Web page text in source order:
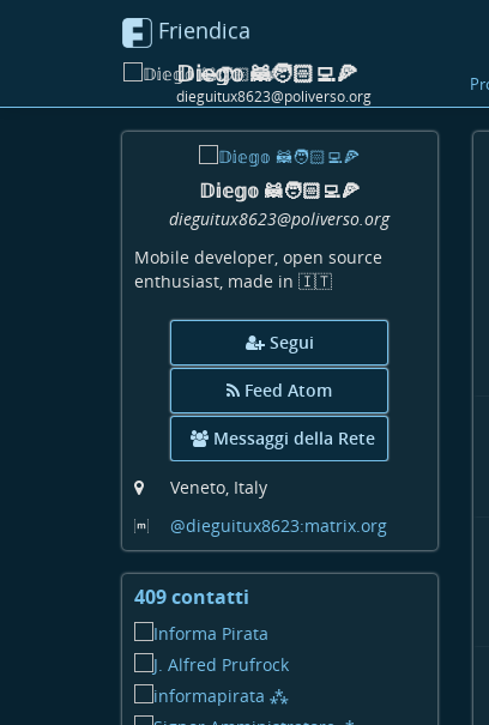
Friendica
𝔻𝕚𝕖𝕘𝕠 🦝🧑🏻‍💻🍕
dieguitux8623@poliverso.org
𝔻𝕚𝕖𝕘𝕠 🦝🧑🏻‍💻🍕
dieguitux8623@poliverso.org
Mobile developer, open source
enthusiast, made in 🇮🇹
Segui
Feed Atom
Messaggi della Rete
Veneto, Italy
@dieguitux8623:matrix.org
409 contatti
contatti